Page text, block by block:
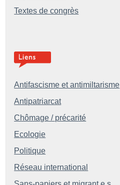
Textes de congrès
Antifascisme et antimiltarisme
Antipatriarcat
Chômage / précarité
Ecologie
Politique
Réseau international